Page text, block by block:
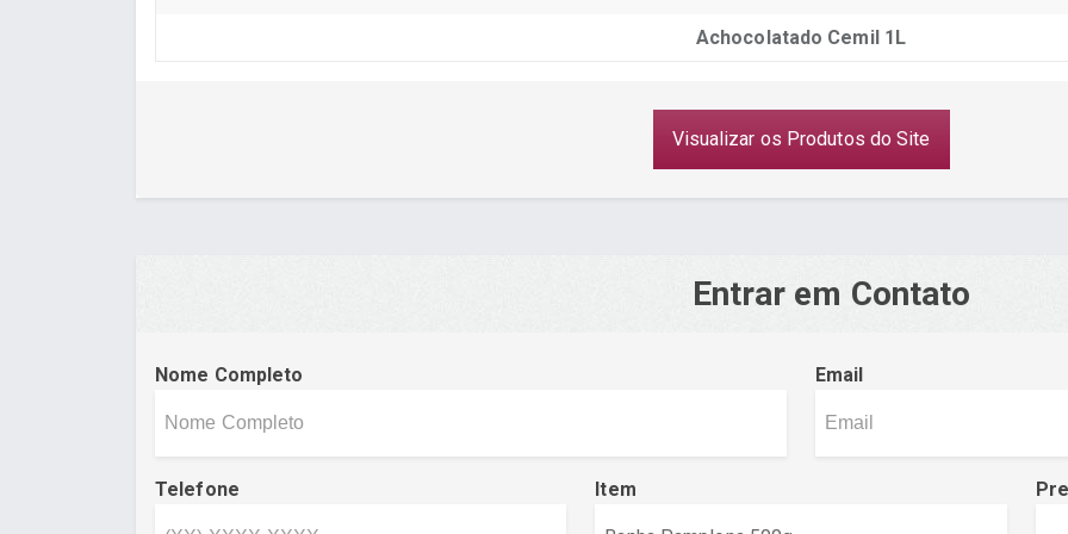
Achocolatado Cemil 1L
Visualizar os Produtos do Site
Entrar em Contato
Nome Completo Email
Telefone Item